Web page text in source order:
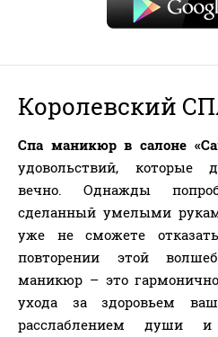
Королевский
Спа маникюр в салоне
удовольствий, которые
вечно. Однажды
сделанный умелыми
уже не сможете
повторении этой
маникюр – это
ухода за здоровьем
расслаблением души и